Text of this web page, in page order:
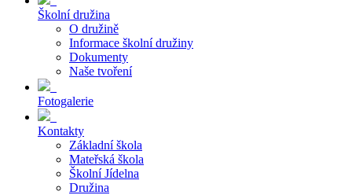
Školní družina
O družině
Informace školní družiny
Dokumenty
Naše tvoření
Fotogalerie
Kontakty
Základní škola
Mateřská škola
Školní Jídelna
Družina